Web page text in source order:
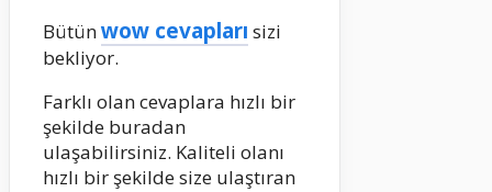
Bütünwow cevapları sizi
bekliyor.
Farklı olan cevaplara hızlı bir
şekilde buradan
ulaşabilirsiniz. Kaliteli olanı
hızlı bir şekilde size ulaştıran